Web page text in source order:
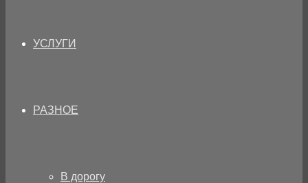
УСЛУГИ
РАЗНОЕ
В дорогу